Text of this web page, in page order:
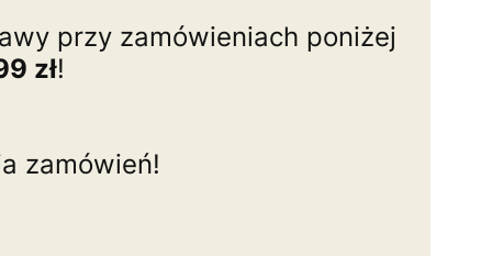
przy zamówieniach poniżej
zł!
zamówień!